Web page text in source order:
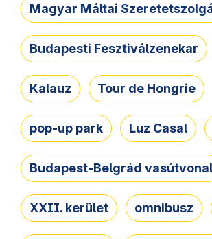
Magyar Máltai
Budapesti Fesztiválzenekar
Kalauz Tour de Hongrie
pop-up park Luz Casal
Budapest-Belgrád vasútvonal
XXII. kerület omnibusz